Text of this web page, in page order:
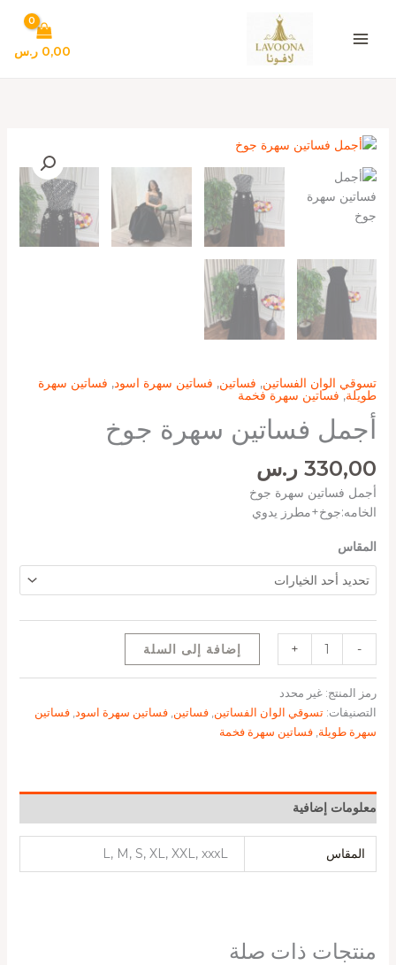
المحتوى
0,00 ر.س
تسوقي الوان الفساتين, فساتين, فساتين سهرة اسود, فساتين سهرة
طويلة, فساتين سهرة فخمة
أجمل فساتين سهرة جوخ
330,00 ر.س
أجمل فساتين سهرة جوخ
الخامه:جوخ+مطرز يدوي
المقاس
-
كمية
فساتين
سهرة
جوخ
+ إضافة إلى السلة
رمز المنتج: غير محدد
التصنيفات: تسوقي الوان الفساتين, فساتين, فساتين سهرة اسود, فساتين
سهرة طويلة, فساتين سهرة فخمة
معلومات إضافية
المقاس L, M, S, XL, XXL, xxxL
منتجات ذات صلة